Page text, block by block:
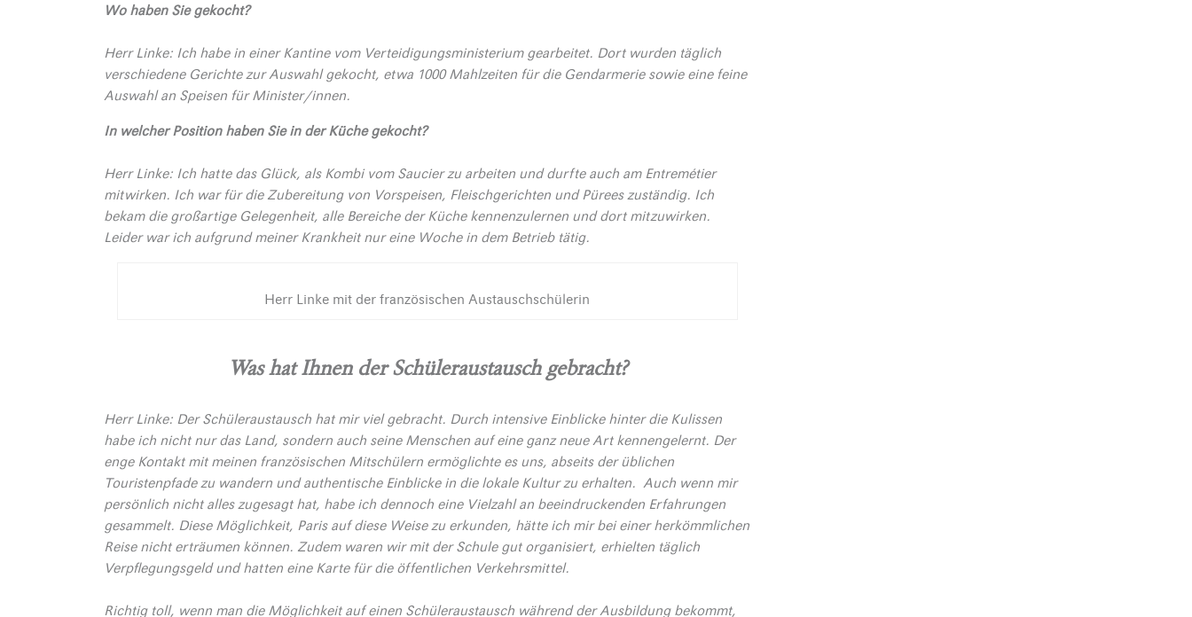
Wo haben Sie gekocht?
Herr Linke: Ich habe in einer Kantine vom Verteidigungsministerium gearbeitet. Dort wurden täglich
verschiedene Gerichte zur Auswahl gekocht, etwa 1000 Mahlzeiten für die Gendarmerie sowie eine feine
Auswahl an Speisen für Minister/innen.
In welcher Position haben Sie in der Küche gekocht?
Herr Linke: Ich hatte das Glück, als Kombi vom Saucier zu arbeiten und durfte auch am Entremétier
mitwirken. Ich war für die Zubereitung von Vorspeisen, Fleischgerichten und Pürees zuständig. Ich
bekam die großartige Gelegenheit, alle Bereiche der Küche kennenzulernen und dort mitzuwirken.
Leider war ich aufgrund meiner Krankheit nur eine Woche in dem Betrieb tätig.
Herr Linke mit der französischen Austauschschülerin
Was hat Ihnen der Schüleraustausch gebracht?
Herr Linke: Der Schüleraustausch hat mir viel gebracht. Durch intensive Einblicke hinter die Kulissen
habe ich nicht nur das Land, sondern auch seine Menschen auf eine ganz neue Art kennengelernt. Der
enge Kontakt mit meinen französischen Mitschülern ermöglichte es uns, abseits der üblichen
Touristenpfade zu wandern und authentische Einblicke in die lokale Kultur zu erhalten. Auch wenn mir
persönlich nicht alles zugesagt hat, habe ich dennoch eine Vielzahl an beeindruckenden Erfahrungen
gesammelt. Diese Möglichkeit, Paris auf diese Weise zu erkunden, hätte ich mir bei einer herkömmlichen
Reise nicht erträumen können. Zudem waren wir mit der Schule gut organisiert, erhielten täglich
Verpflegungsgeld und hatten eine Karte für die öffentlichen Verkehrsmittel.
Richtig toll, wenn man die Möglichkeit auf einen Schüleraustausch während der Ausbildung bekommt,